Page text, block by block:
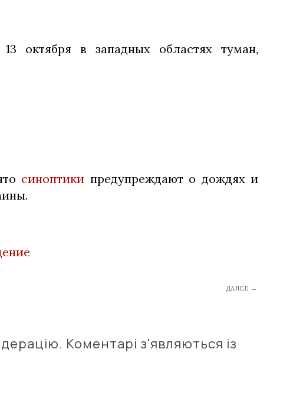
октября в западных областях туман,
синоптики предупреждают о дождях и
ДАЛЕЕ →
Коментарі з'являються із